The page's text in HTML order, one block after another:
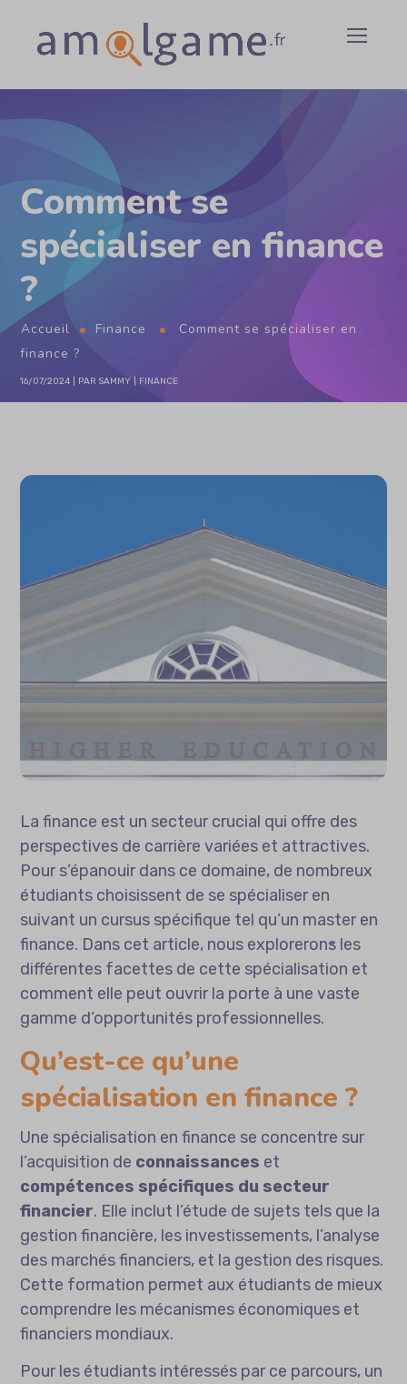
Comment se
spécialiser en finance
?
Accueil Finance
Comment se spécialiser en
finance ?
16/07/2024 PAR SAMMY FINANCE
La finance est un secteur crucial qui offre des
perspectives de carrière variées et attractives.
Pour s’épanouir dans ce domaine, de nombreux
étudiants choisissent de se spécialiser en
suivant un cursus spécifique tel qu’un master en
finance. Dans cet article, nous explorerons les
différentes facettes de cette spécialisation et
comment elle peut ouvrir la porte à une vaste
gamme d’opportunités professionnelles.
Qu’est-ce qu’une
spécialisation en finance ?
Une spécialisation en finance se concentre sur
l’acquisition de connaissances et
compétences spécifiques du secteur
financier. Elle inclut l’étude de sujets tels que la
gestion financière, les investissements, l’analyse
des marchés financiers, et la gestion des risques.
Cette formation permet aux étudiants de mieux
comprendre les mécanismes économiques et
financiers mondiaux.
Pour les étudiants intéressés par ce parcours, un